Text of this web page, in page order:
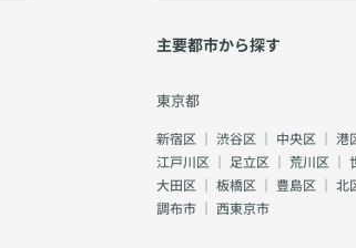
主要都市から探す
東京都
新宿区 ｜ 渋谷区 ｜ 中央区 ｜ 港
江戸川区 ｜ 足立区 ｜ 荒川区 ｜
大田区 ｜ 板橋区 ｜ 豊島区 ｜ 北
調布市 ｜ 西東京市